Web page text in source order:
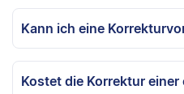
Kann ich eine
Kostet die Korrektur einer